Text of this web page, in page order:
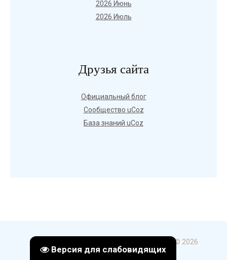
Версия для слабовидящих
2026 Июнь
2026 Июль
Друзья сайта
Официальный блог
Сообщество uCoz
База знаний uCoz
Copyright ГБПОУ УКИП и С в г. Стерлитамак © 2026
uCoz